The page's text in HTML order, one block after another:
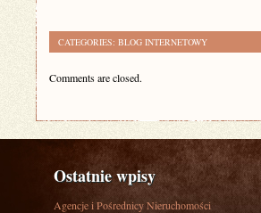
CATEGORIES: BLOG INTERNETOWY
Comments are closed.
Ostatnie wpisy
Agencje i Pośrednicy Nieruchomości